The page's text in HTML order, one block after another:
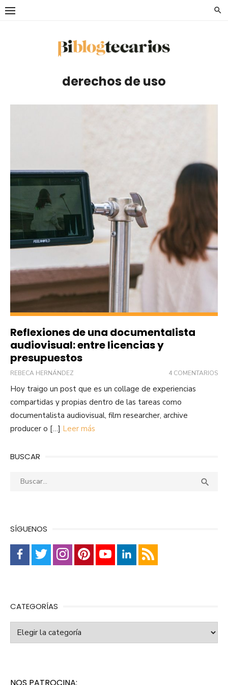
Saltar
derechos de uso
Reflexiones de una documentalista
audiovisual: entre licencias y
presupuestos
REBECA HERNÁNDEZ 4 COMENTARIOS
Hoy traigo un post que es un collage de experiencias
compartidas y propias dentro de las tareas como
documentalista audiovisual, film researcher, archive
producer o […] Leer más
BUSCAR
Buscar: 
SÍGUENOS
CATEGORÍAS
Categorías